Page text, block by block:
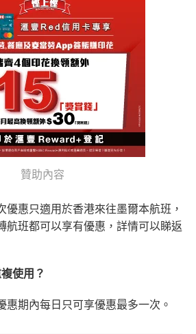
贊助內容
優惠只適用於香港來往墨爾本航班，
航班都可以享有優惠，詳情可以睇返
使用？
惠期內每日只可享優惠最多一次。